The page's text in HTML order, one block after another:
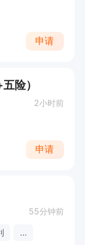
申请
险）
2小时前
申请
55分钟前
...